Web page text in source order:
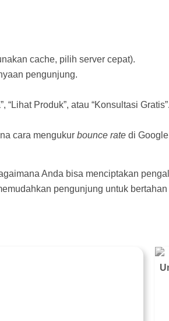
cache, pilih server cepat).
pengunjung.
Produk”, atau “Konsultasi Gratis”.
cara mengukur bounce ratedi Google
Anda bisa menciptakan
pengunjung untuk